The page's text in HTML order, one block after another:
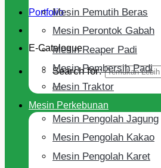
Portfolio
E-Cataloque
Search for:
Mesin Pemutih Beras
Mesin Perontok Gabah
Mesin Reaper Padi
Mesin Pembersih Padi
Mesin Traktor
Mesin Perkebunan
Mesin Pengolah Jagung
Mesin Pengolah Kakao
Mesin Pengolah Karet